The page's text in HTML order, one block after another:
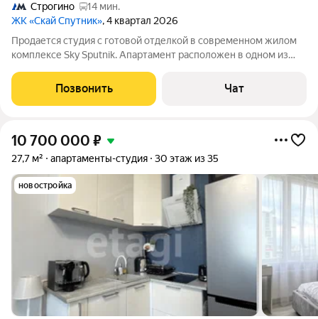
Строгино
14 мин.
ЖК «Скай Спутник», 4 квартал 2026
Продается студия с готовой отделкой в современном жилом
комплексе Sky Sputnik. Апартамент расположен в одном из
с удобным доступом к прогулочной зоне. Преимущества
Позвонить Чат
10 700 000 ₽
27,7 м² апартаменты-студия 30 этаж из 35
новостройка